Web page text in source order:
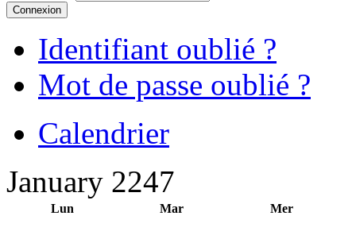
Connexion
Identifiant oublié ?
Mot de passe oublié ?
Calendrier
January 2247
Lun Mar Mer